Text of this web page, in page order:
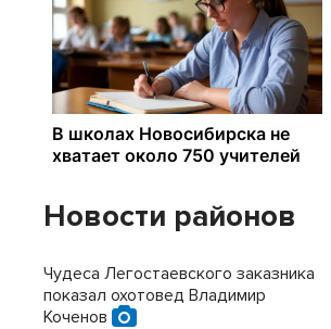
Новости районов
Чудеса Легостаевского заказника
показал охотовед Владимир
Коченов